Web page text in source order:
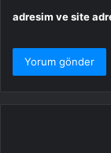
adresim ve site